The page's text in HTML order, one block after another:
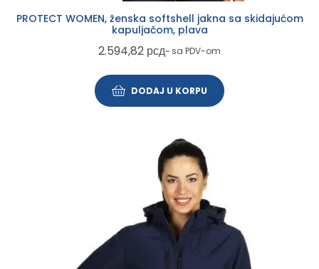
PROTECT WOMEN, ženska softshell jakna sa skidajućom
kapuljačom, plava
2.594,82 рсд~ sa PDV-om
DODAJ U KORPU